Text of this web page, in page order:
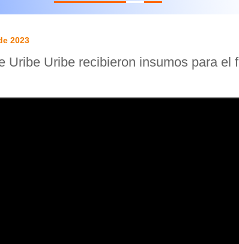
2023
Uribe Uribe recibieron insumos para el